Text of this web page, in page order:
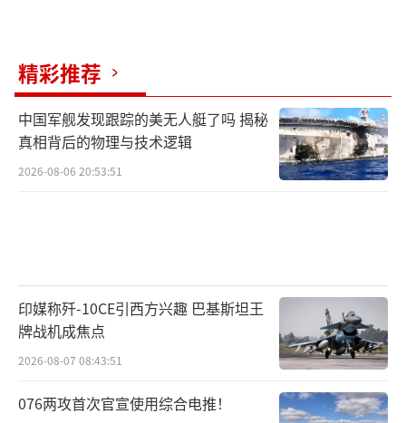
精彩推荐
中国军舰发现跟踪的美无人艇了吗 揭秘
真相背后的物理与技术逻辑
2026-08-06 20:53:51
印媒称歼-10CE引西方兴趣 巴基斯坦王
牌战机成焦点
2026-08-07 08:43:51
076两攻首次官宣使用综合电推！